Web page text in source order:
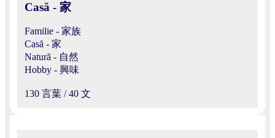
Casă - 家
Familie - 家族
Casă - 家
Natură - 自然
Hobby - 興味
130 言葉 / 40 文